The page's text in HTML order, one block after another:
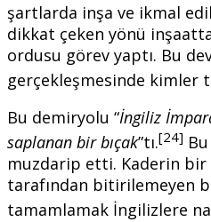
şartlarda inşa ve ikmal
dikkat çeken yönü
ordusu görev yaptı. Bu
gerçekleşmesinde kimler
Bu demiryolu “İngiliz İ
saplanan bir bıçak”tı.[24]
muzdarip etti. Kaderin
tarafından bitirilemeyen
tamamlamak İngilizlere